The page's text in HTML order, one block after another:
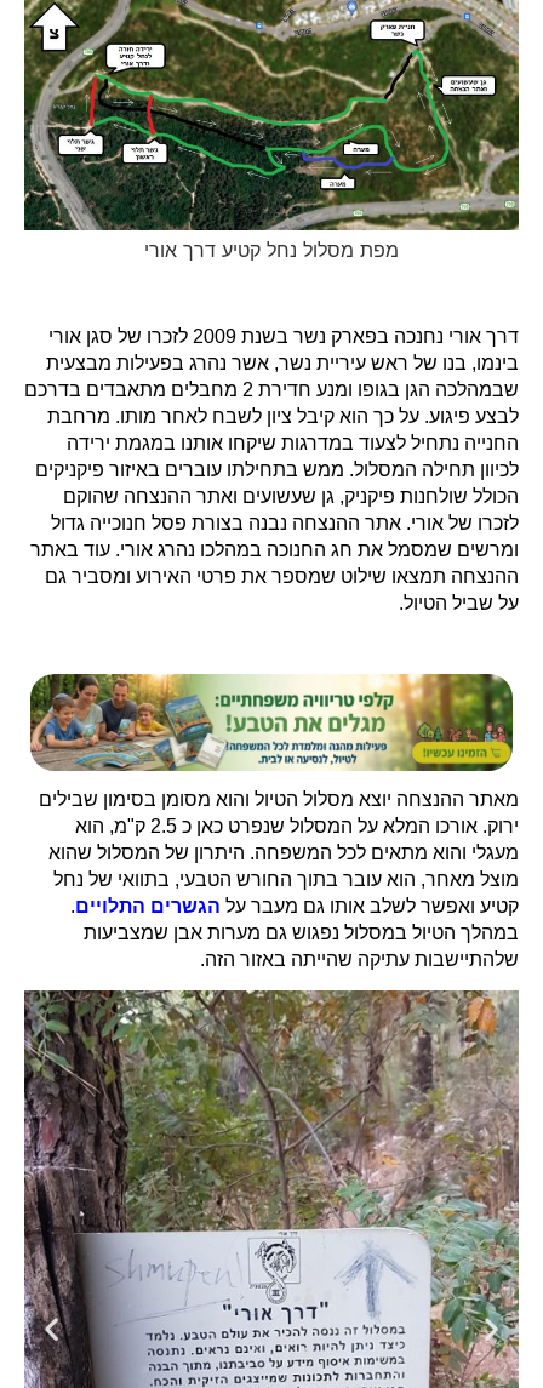
מפת מסלול נחל קטיע דרך אורי
דרך אורי נחנכה בפארק נשר בשנת 2009 לזכרו של סגן אורי
בינמו, בנו של ראש עיריית נשר, אשר נהרג בפעילות מבצעית
שבמהלכה הגן בגופו ומנע חדירת 2 מחבלים מתאבדים בדרכם
לבצע פיגוע. על כך הוא קיבל ציון לשבח לאחר מותו. מרחבת
החנייה נתחיל לצעוד במדרגות שיקחו אותנו במגמת ירידה
לכיוון תחילה המסלול. ממש בתחילתו עוברים באיזור פיקניקים
הכולל שולחנות פיקניק, גן שעשועים ואתר ההנצחה שהוקם
לזכרו של אורי. אתר ההנצחה נבנה בצורת פסל חנוכייה גדול
ומרשים שמסמל את חג החנוכה במהלכו נהרג אורי. עוד באתר
ההנצחה תמצאו שילוט שמספר את פרטי האירוע ומסביר גם
על שביל הטיול.
מאתר ההנצחה יוצא מסלול הטיול והוא מסומן בסימון שבילים
ירוק. אורכו המלא על המסלול שנפרט כאן כ 2.5 ק"מ, הוא
מעגלי והוא מתאים לכל המשפחה. היתרון של המסלול שהוא
מוצל מאחר, הוא עובר בתוך החורש הטבעי, בתוואי של נחל
קטיע ואפשר לשלב אותו גם מעבר על הגשרים התלויים.
במהלך הטיול במסלול נפגוש גם מערות אבן שמצביעות
שלהתיישבות עתיקה שהייתה באזור הזה.